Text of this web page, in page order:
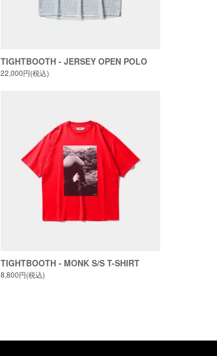
TIGHTBOOTH - JERSEY OPEN POLO
22,000円(税込)
TIGHTBOOTH - MONK S/S T-SHIRT
8,800円(税込)